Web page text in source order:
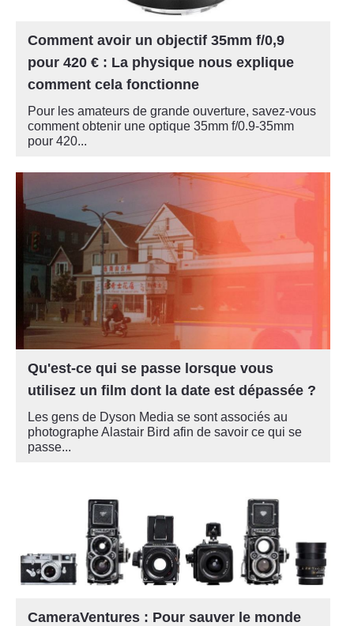
Comment avoir un objectif 35mm f/0,9
pour 420 € : La physique nous explique
comment cela fonctionne
Pour les amateurs de grande ouverture, savez-vous
comment obtenir une optique 35mm f/0.9-35mm
pour 420...
Qu'est-ce qui se passe lorsque vous
utilisez un film dont la date est dépassée ?
Les gens de Dyson Media se sont associés au
photographe Alastair Bird afin de savoir ce qui se
passe...
CameraVentures : Pour sauver le monde